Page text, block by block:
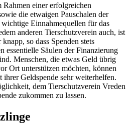
einer erfolgreichen
die etwaigen Pauschalen der
Einnahmequellen für das
anderen Tierschutzverein auch, ist
so dass Spenden stets
essentielle Säulen der Finanzierung
Menschen, die etwas Geld übrig
Ort unterstützen möchten, können
Geldspende sehr weiterhelfen.
dem Tierschutzverein Vreden
zukommen zu lassen.